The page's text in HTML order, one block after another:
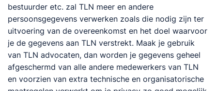
bestuurder etc. zal TLN meer en andere
persoonsgegevens verwerken zoals die nodig zijn ter
uitvoering van de overeenkomst en het doel waarvoor
je de gegevens aan TLN verstrekt. Maak je gebruik
van TLN advocaten, dan worden je gegevens geheel
afgeschermd van alle andere medewerkers van TLN
en voorzien van extra technische en organisatorische